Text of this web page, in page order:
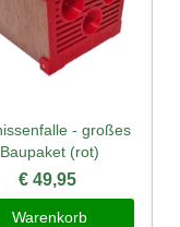
- großes
Baupaket (rot)
€ 49,95
Warenkorb